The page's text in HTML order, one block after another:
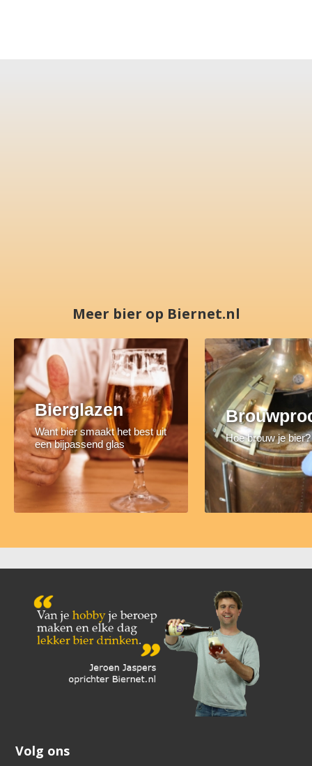
Meer bier op Biernet.nl
Bierglazen
Want bier smaakt het best uit
een bijpassend glas
Hoe brouw je bier?
Volg ons